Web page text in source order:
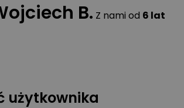
B. Z nami od 6 lat
użytkownika